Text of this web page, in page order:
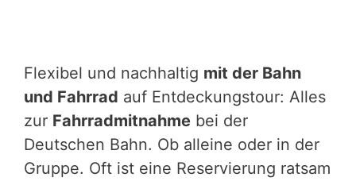
Flexibel und nachhaltig mit der Bahn
und Fahrrad auf Entdeckungstour: Alles
zur Fahrradmitnahme bei der
Deutschen Bahn. Ob alleine oder in der
Gruppe. Oft ist eine Reservierung ratsam